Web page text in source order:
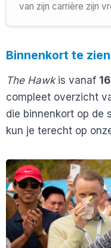
van zijn carrière zijn
Binnenkort te
The Hawkis vanaf
compleet overzicht
die binnenkort op de
kun je terecht op